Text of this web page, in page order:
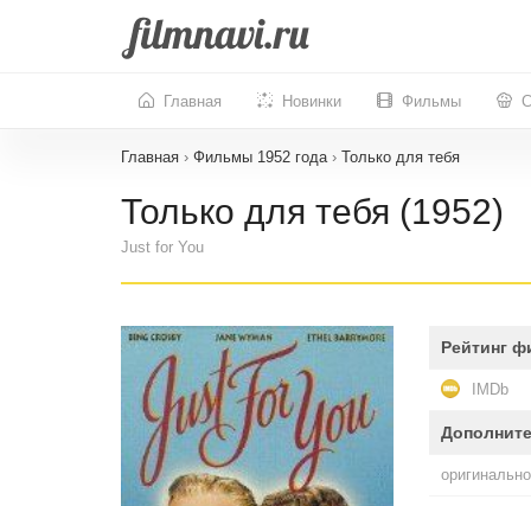
Главная Новинки Фильмы
Главная › Фильмы 1952 года › Только для тебя
Только для тебя (1952)
Just for You
Рейтинг
IMDb